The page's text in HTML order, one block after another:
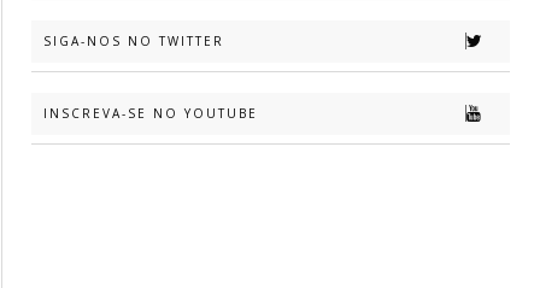
SIGA-NOS NO TWITTER
INSCREVA-SE NO YOUTUBE